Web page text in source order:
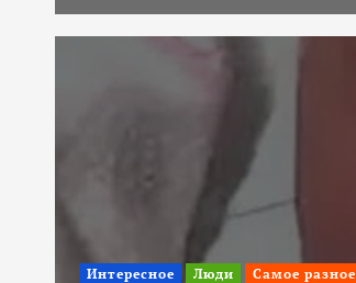
Интересное Люди Самое разное